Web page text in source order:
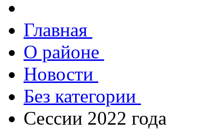
Главная
О районе
Новости
Без категории
Сессии 2022 года